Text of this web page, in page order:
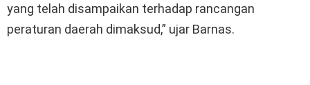
yang telah disampaikan terhadap rancangan
peraturan daerah dimaksud,” ujar Barnas.